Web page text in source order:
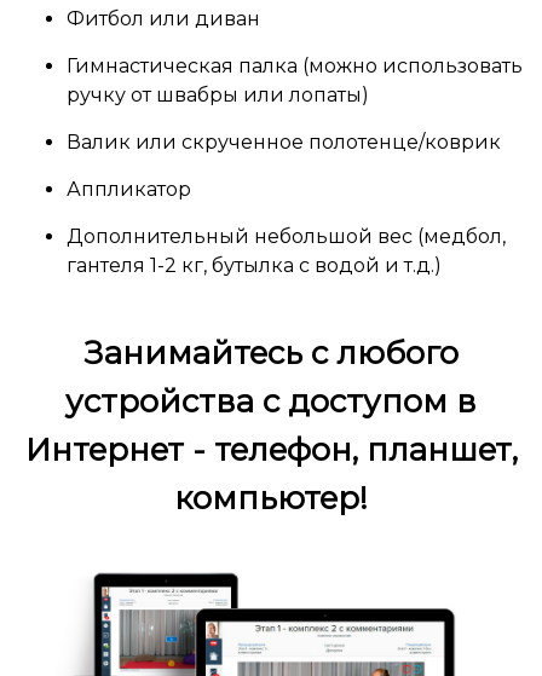
Фитбол или диван
Гимнастическая палка (можно использовать
ручку от швабры или лопаты)
Валик или скрученное полотенце/коврик
Аппликатор
Дополнительный небольшой вес (медбол,
гантеля 1-2 кг, бутылка с водой и т.д.)
Занимайтесь с любого
устройства с доступом в
Интернет - телефон, планшет,
компьютер!